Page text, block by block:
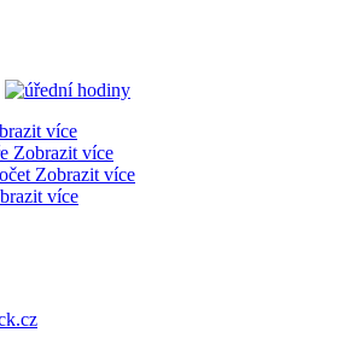
více
Zobrazit více
Zobrazit více
více